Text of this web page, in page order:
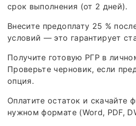
срок выполнения (от 2 дней).
Внесите предоплату 25 %
условий — это гарантирует
Получите готовую РГР в
Проверьте черновик, если
опция.
Оплатите остаток и скачайте
нужном формате (Word, PDF,